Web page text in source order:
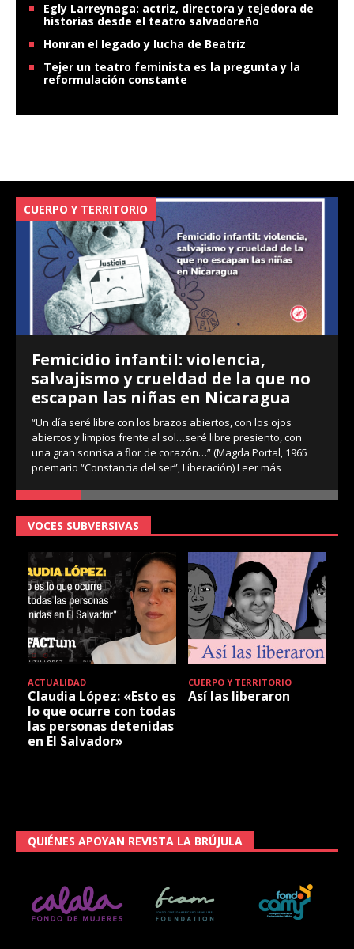
Egly Larreynaga: actriz, directora y tejedora de
historias desde el teatro salvadoreño
Honran el legado y lucha de Beatriz
Tejer un teatro feminista es la pregunta y la
reformulación constante
CUERPO Y TERRITORIO
Femicidio infantil: violencia,
salvajismo y crueldad de la que no
escapan las niñas en Nicaragua
“Un día seré libre con los brazos abiertos, con los ojos
abiertos y limpios frente al sol…seré libre presiento, con
una gran sonrisa a flor de corazón…” (Magda Portal, 1965
poemario “Constancia del ser”, Liberación)Leer más
VOCES SUBVERSIVAS
ACTUALIDAD
Claudia López: «Esto es
lo que ocurre con todas
las personas detenidas
en El Salvador»
CUERPO Y TERRITORIO
Así las liberaron
QUIÉNES APOYAN REVISTA LA BRÚJULA